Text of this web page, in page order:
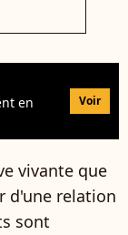
en
Voir
vivante que
d'une relation
sont